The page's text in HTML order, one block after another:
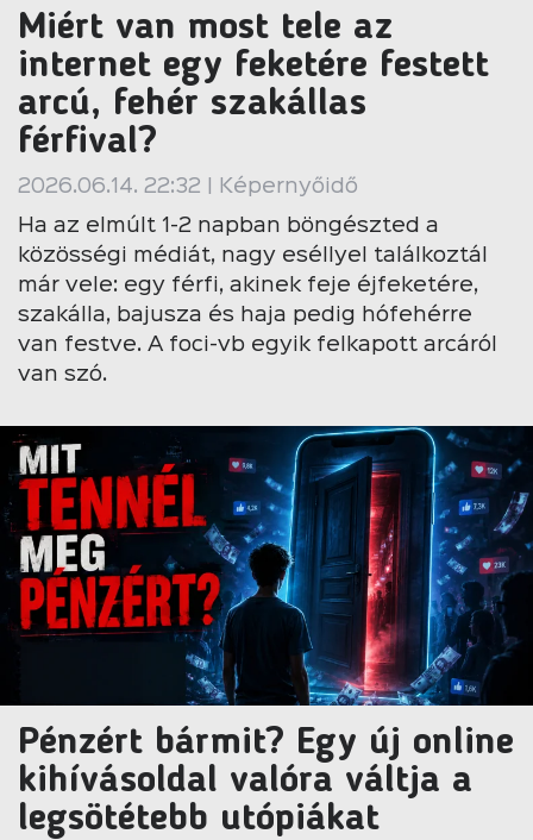
Miért van most tele az
internet egy feketére festett
arcú, fehér szakállas
férfival?
2026.06.14. 22:32 | Képernyőidő
Ha az elmúlt 1-2 napban böngészted a
közösségi médiát, nagy eséllyel találkoztál
már vele: egy férfi, akinek feje éjfeketére,
szakálla, bajusza és haja pedig hófehérre
van festve. A foci-vb egyik felkapott arcáról
van szó.
Pénzért bármit? Egy új online
kihívásoldal valóra váltja a
legsötétebb utópiákat